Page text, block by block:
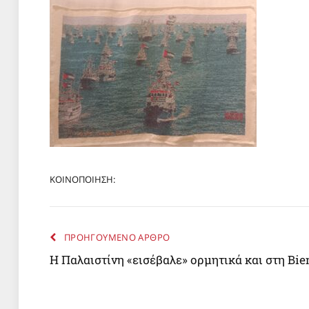
ΚΟΙΝΟΠΟΙΗΣΗ:
ΠΡΟΗΓΟΥΜΕΝΟ ΑΡΘΡΟ
H Παλαιστίνη «εισέβαλε» ορμητικά και στη